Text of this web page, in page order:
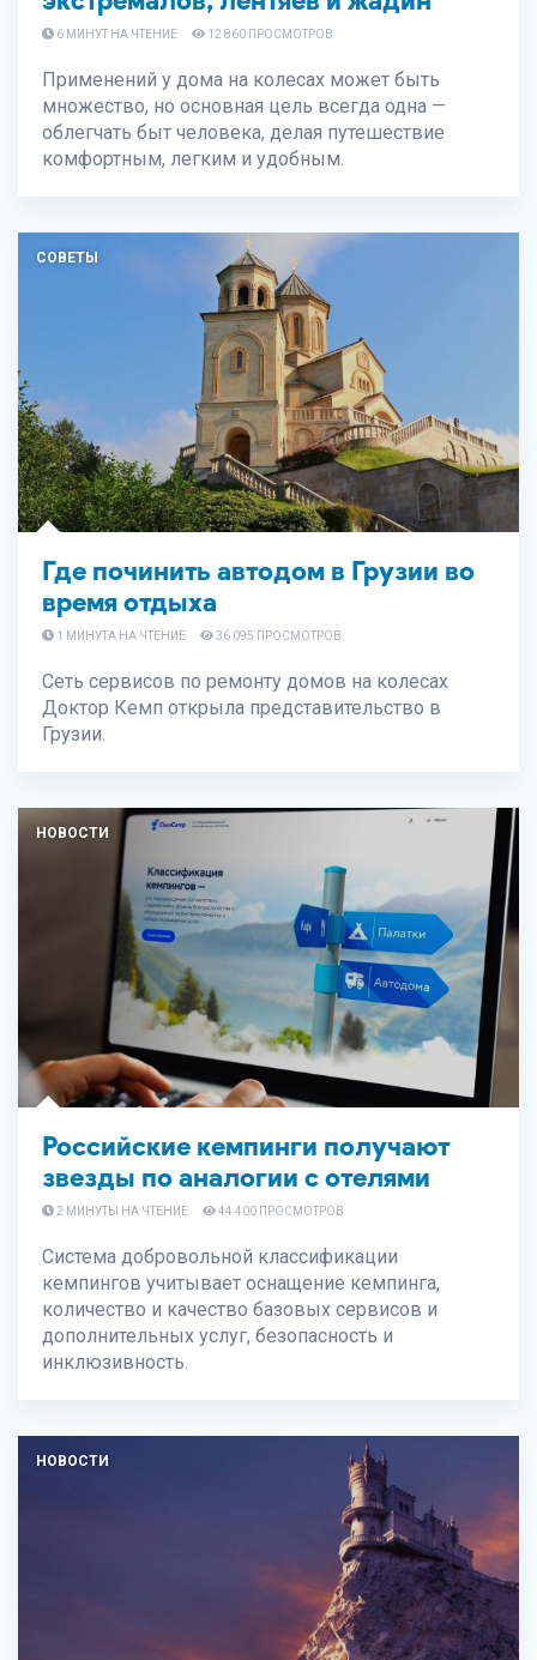
6 МИНУТ НА ЧТЕНИЕ 12 860 ПРОСМОТРОВ
Применений у дома на колесах может быть
множество, но основная цель всегда одна —
облегчать быт человека, делая путешествие
комфортным, легким и удобным.
СОВЕТЫ
Где починить автодом в Грузии во
время отдыха
1 МИНУТА НА ЧТЕНИЕ 36 095 ПРОСМОТРОВ
Сеть сервисов по ремонту домов на колесах
Доктор Кемп открыла представительство в
Грузии.
НОВОСТИ
Российские кемпинги получают
звезды по аналогии с отелями
2 МИНУТЫ НА ЧТЕНИЕ 44 400 ПРОСМОТРОВ
Система добровольной классификации
кемпингов учитывает оснащение кемпинга,
количество и качество базовых сервисов и
дополнительных услуг, безопасность и
инклюзивность.
НОВОСТИ